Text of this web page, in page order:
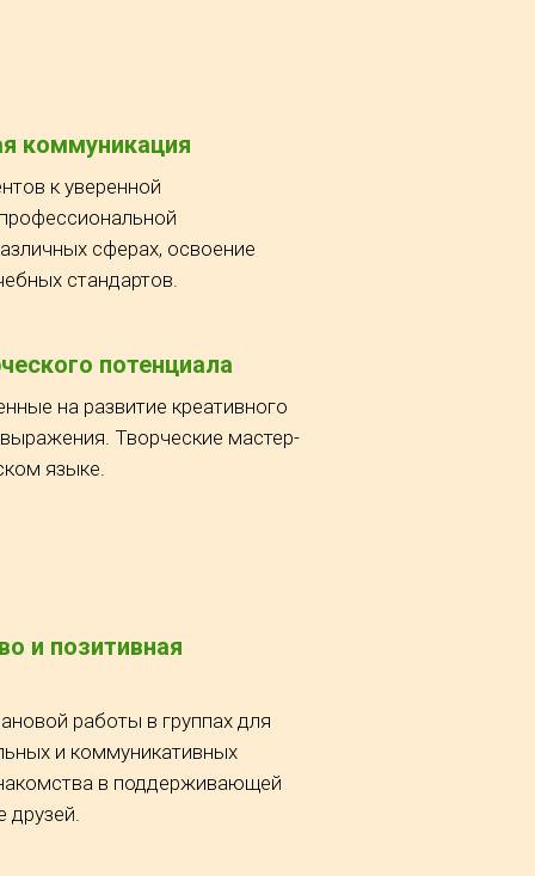
коммуникация
к уверенной
сферах, освоение
стандартов.
потенциала
на развитие креативного
Творческие мастер-
языке.
и позитивная
работы в группах для
и коммуникативных
в поддерживающей
друзей.